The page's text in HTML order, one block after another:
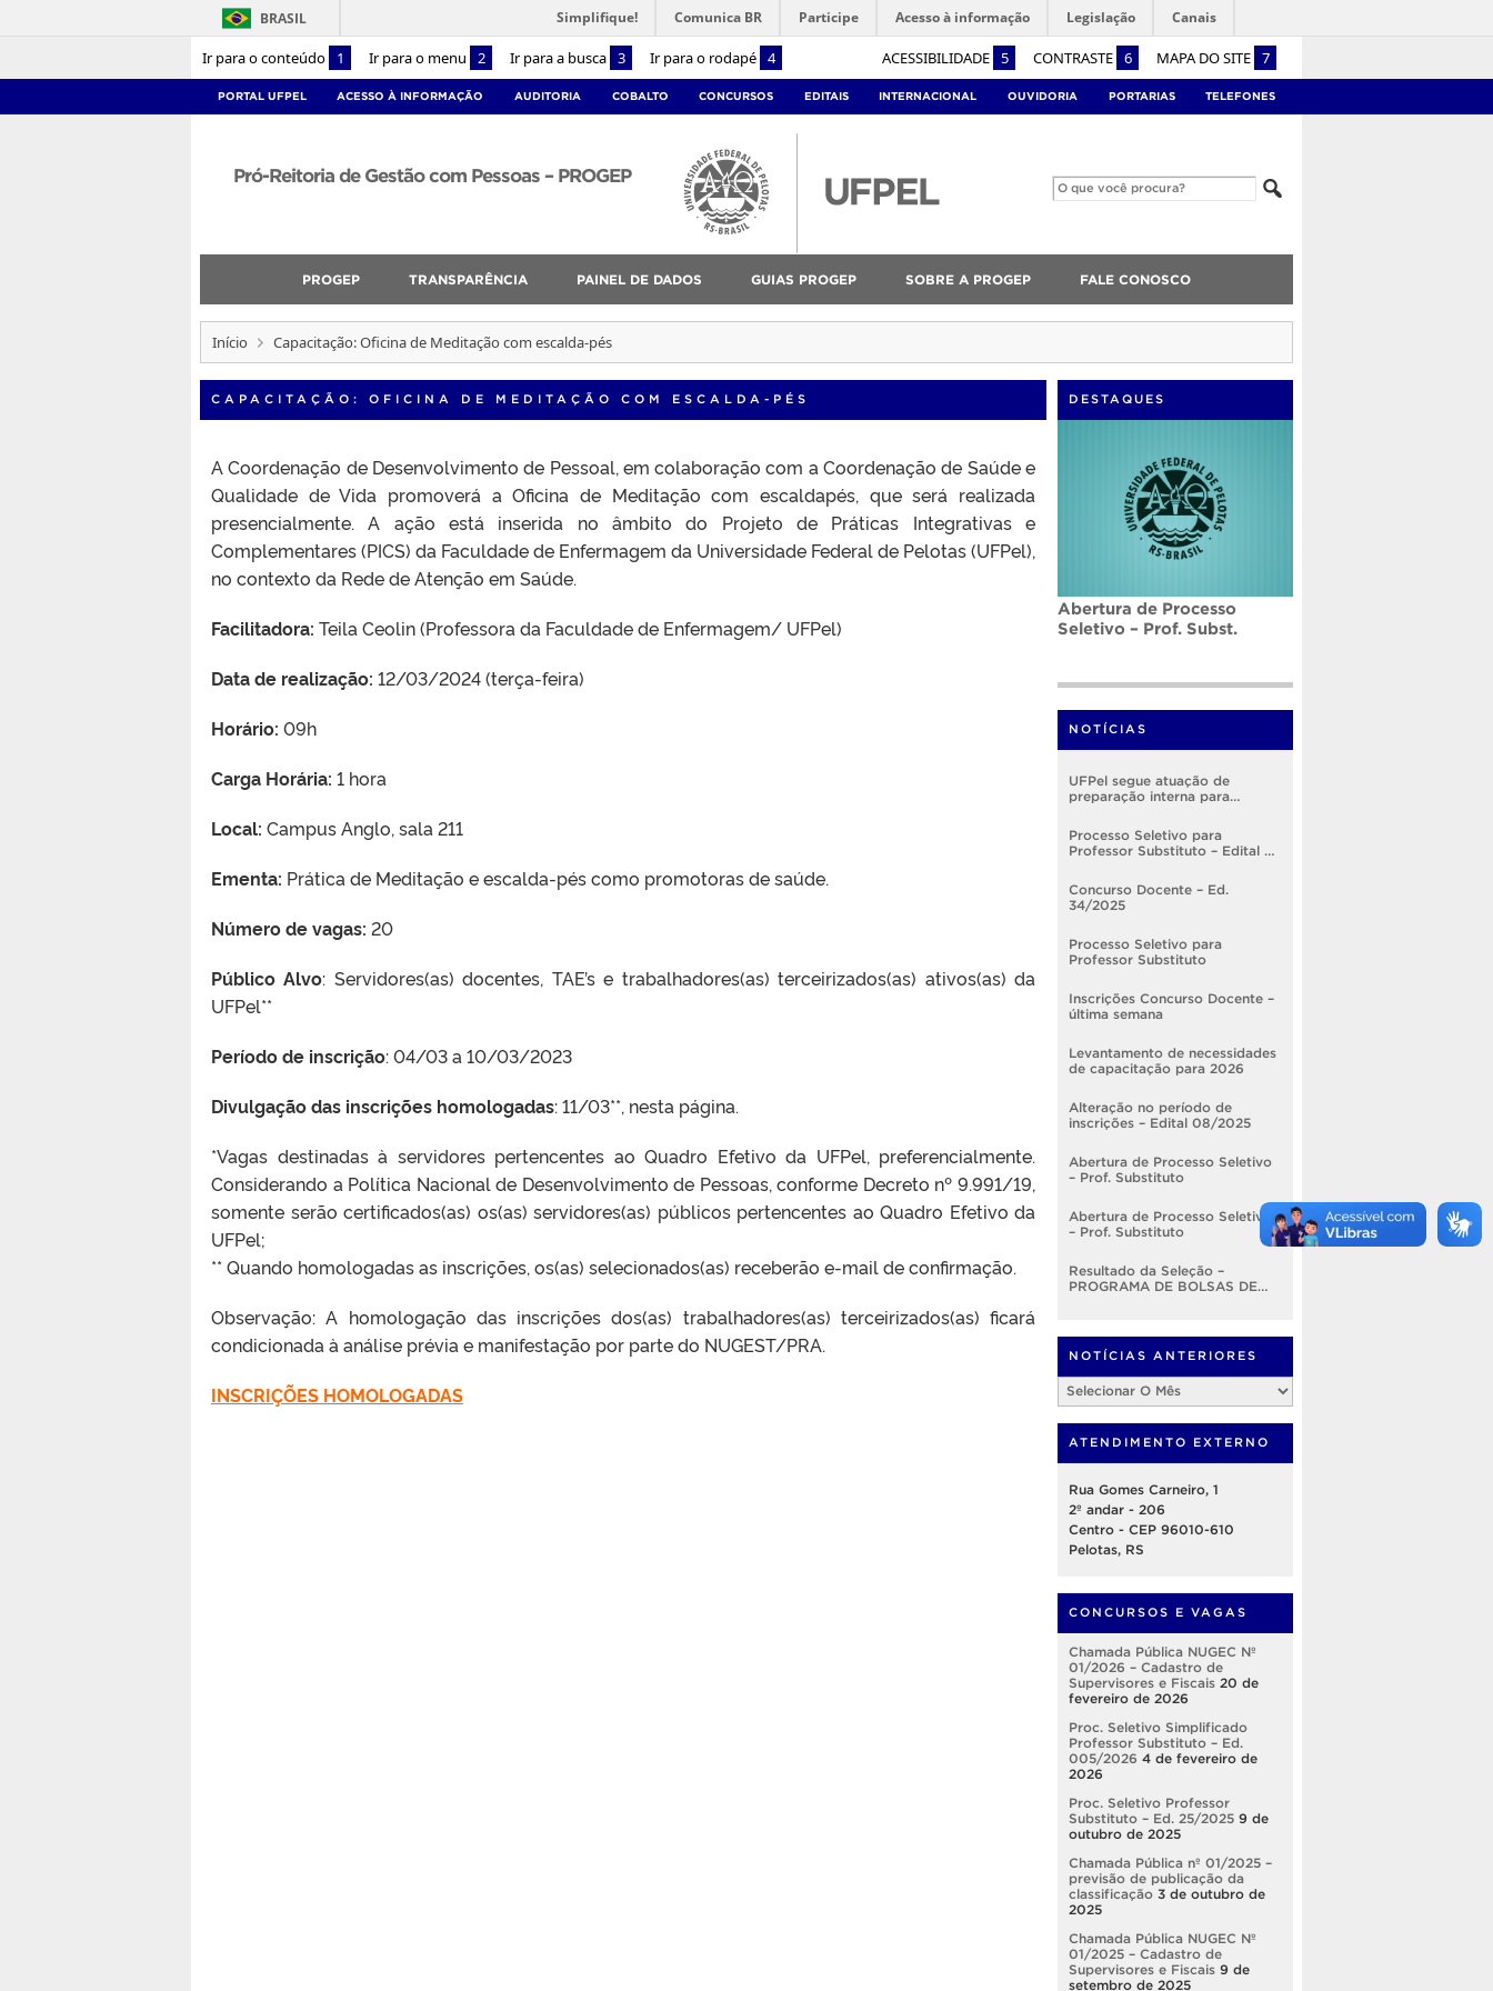
Ir para o conteúdo 1 Ir para o menu 2 Ir para a busca 3 Ir para o rodapé 4 ACESSIBILIDADE 5 CONTRASTE 6 MAPA DO SITE 7
BRASIL Simplifique! Comunica BR Participe Acesso à informação Legislação Canais
PORTAL UFPEL ACESSO À INFORMAÇÃO AUDITORIA COBALTO CONCURSOS EDITAIS INTERNACIONAL OUVIDORIA PORTARIAS TELEFONES
Pró-Reitoria de Gestão com Pessoas – PROGEP
PROGEP TRANSPARÊNCIA PAINEL DE DADOS GUIAS PROGEP SOBRE A PROGEP FALE CONOSCO
Início Capacitação: Oficina de Meditação com escalda-pés
CAPACITAÇÃO: OFICINA DE MEDITAÇÃO COM ESCALDA-PÉS
A Coordenação de Desenvolvimento de Pessoal, em colaboração com a Coordenação de Saúde e
Qualidade de Vida promoverá a Oficina de Meditação com escaldapés, que será realizada
presencialmente. A ação está inserida no âmbito do Projeto de Práticas Integrativas e
Complementares (PICS) da Faculdade de Enfermagem da Universidade Federal de Pelotas (UFPel),
no contexto da Rede de Atenção em Saúde.
Facilitadora: Teila Ceolin (Professora da Faculdade de Enfermagem/ UFPel)
Data de realização: 12/03/2024 (terça-feira)
Horário: 09h
Carga Horária: 1 hora
Local: Campus Anglo, sala 211
Ementa: Prática de Meditação e escalda-pés como promotoras de saúde.
Número de vagas: 20
Público Alvo: Servidores(as) docentes, TAE’s e trabalhadores(as) terceirizados(as) ativos(as) da
UFPel**
Período de inscrição: 04/03 a 10/03/2023
Divulgação das inscrições homologadas: 11/03**, nesta página.
*Vagas destinadas à servidores pertencentes ao Quadro Efetivo da UFPel, preferencialmente.
Considerando a Política Nacional de Desenvolvimento de Pessoas, conforme Decreto nº 9.991/19,
somente serão certificados(as) os(as) servidores(as) públicos pertencentes ao Quadro Efetivo da
UFPel;
** Quando homologadas as inscrições, os(as) selecionados(as) receberão e-mail de confirmação.
Observação: A homologação das inscrições dos(as) trabalhadores(as) terceirizados(as) ficará
condicionada à análise prévia e manifestação por parte do NUGEST/PRA.
INSCRIÇÕES HOMOLOGADAS
DESTAQUES
Abertura de Processo
Seletivo – Prof. Subst.
NOTÍCIAS
UFPel segue atuação de
preparação interna para
Processo Seletivo para
Professor Substituto – Edital nº
Concurso Docente – Ed.
34/2025
Processo Seletivo para
Professor Substituto
Inscrições Concurso Docente –
última semana
Levantamento de necessidades
de capacitação para 2026
Alteração no período de
inscrições – Edital 08/2025
Abertura de Processo Seletivo
– Prof. Substituto
Abertura de Processo Seletivo
– Prof. Substituto
Resultado da Seleção –
PROGRAMA DE BOLSAS DE
NOTÍCIAS ANTERIORES
Notícias
Anteriores
ATENDIMENTO EXTERNO
Rua Gomes Carneiro, 1
2º andar - 206
Centro - CEP 96010-610
Pelotas, RS
CONCURSOS E VAGAS
Chamada Pública NUGEC Nº
01/2026 – Cadastro de
Supervisores e Fiscais 20 de
fevereiro de 2026
Proc. Seletivo Simplificado
Professor Substituto – Ed.
005/2026 4 de fevereiro de
2026
Proc. Seletivo Professor
Substituto – Ed. 25/2025 9 de
outubro de 2025
Chamada Pública nº 01/2025 –
previsão de publicação da
classificação 3 de outubro de
2025
Chamada Pública NUGEC Nº
01/2025 – Cadastro de
Supervisores e Fiscais 9 de
setembro de 2025